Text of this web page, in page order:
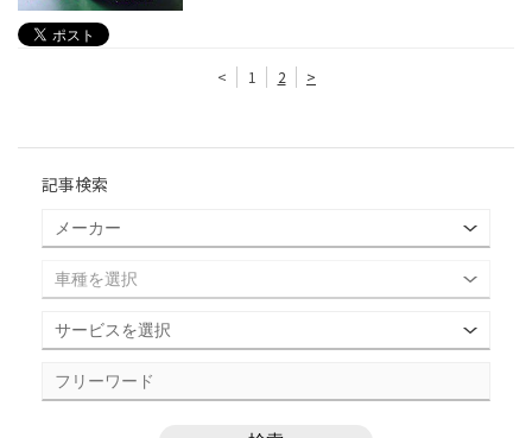
< 1 2 >
記事検索